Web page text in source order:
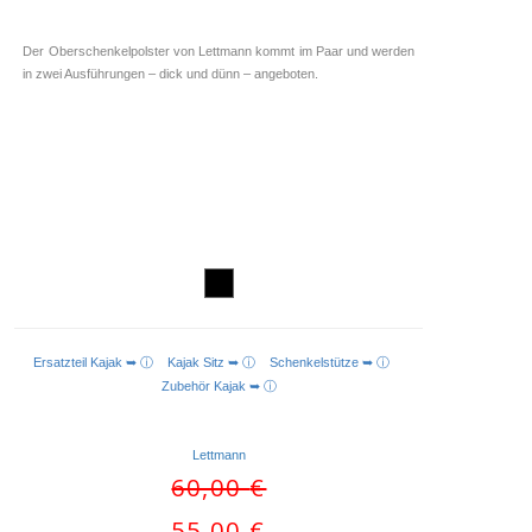
Der Oberschenkelpolster von Lettmann kommt im Paar und werden
in zwei Ausführungen – dick und dünn – angeboten.
AUSFÜHRUNG WÄHLEN
Ersatzteil Kajak ➥ ⓘ Kajak Sitz ➥ ⓘSchenkelstütze ➥ ⓘ
Zubehör Kajak ➥ ⓘ
Lettmann
60,00€